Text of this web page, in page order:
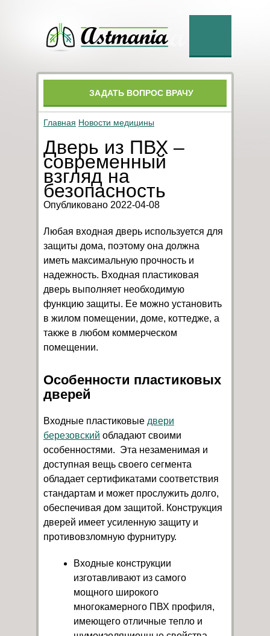
ЗАДАТЬ ВОПРОС ВРАЧУ
Главная Новости медицины
Дверь из ПВХ –
современный
взгляд на
безопасность
Опубликовано 2022-04-08
Любая входная дверь используется для
защиты дома, поэтому она должна
иметь максимальную прочность и
надежность. Входная пластиковая
дверь выполняет необходимую
функцию защиты. Ее можно установить
в жилом помещении, доме, коттедже, а
также в любом коммерческом
помещении.
Особенности пластиковых
дверей
Входные пластиковые двери
березовский обладают своими
особенностями. Эта незаменимая и
доступная вещь своего сегмента
обладает сертификатами соответствия
стандартам и может прослужить долго,
обеспечивая дом защитой. Конструкция
дверей имеет усиленную защиту и
противовзломную фурнитуру.
Входные конструкции
изготавливают из самого
мощного широкого
многокамерного ПВХ профиля,
имеющего отличные тепло и